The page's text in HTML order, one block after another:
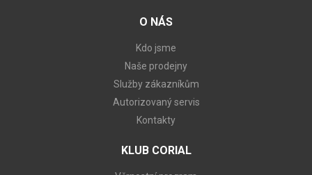
O NÁS
Kdo jsme
Naše prodejny
Služby zákazníkům
Autorizovaný servis
Kontakty
KLUB CORIAL